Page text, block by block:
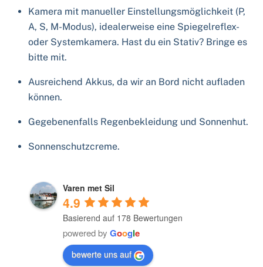
Kamera mit manueller Einstellungsmöglichkeit (P,
A, S, M-Modus), idealerweise eine Spiegelreflex-
oder Systemkamera. Hast du ein Stativ? Bringe es
bitte mit.
Ausreichend Akkus, da wir an Bord nicht aufladen
können.
Gegebenenfalls Regenbekleidung und Sonnenhut.
Sonnenschutzcreme.
Varen met Sil
4.9
Basierend auf 178 Bewertungen
powered by Google
bewerte uns auf